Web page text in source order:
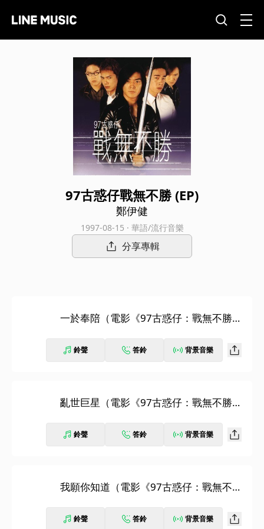
97古惑仔戰無不勝 (EP)
鄭伊健
1997-08-15 · 華語/流行音樂
分享專輯
一於奉陪（電影《97古惑仔：戰無不勝》
鈴聲 答鈴 背景音樂
亂世巨星（電影《97古惑仔：戰無不勝》
鈴聲 答鈴 背景音樂
我願你知道（電影《97古惑仔：戰無不
鈴聲 答鈴 背景音樂